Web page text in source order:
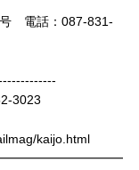
電話：087-831-
3023
kaijo.html